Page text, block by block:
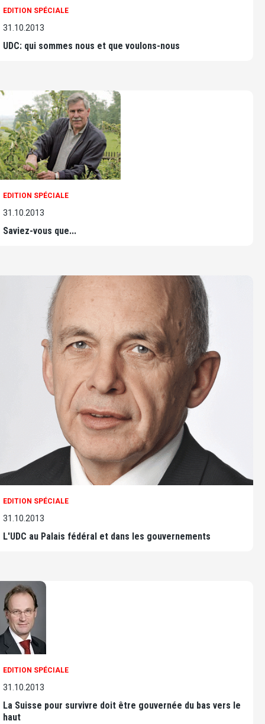
EDITION SPÉCIALE
31.10.2013
UDC: qui sommes nous et que voulons-nous
EDITION SPÉCIALE
31.10.2013
Saviez-vous que...
EDITION SPÉCIALE
31.10.2013
L'UDC au Palais fédéral et dans les gouvernements
EDITION SPÉCIALE
31.10.2013
La Suisse pour survivre doit être gouvernée du bas vers le
haut